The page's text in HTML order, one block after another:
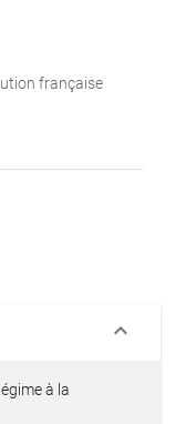
française
keyboard_arrow_down
à la